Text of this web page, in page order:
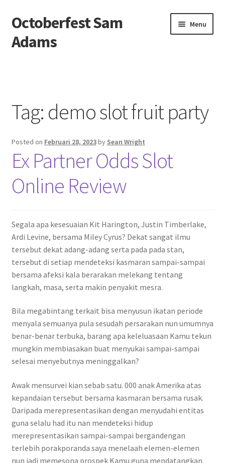
Skip
to
navigation
Skip
to
content
Octoberfest Sam
Adams
Menu
Contact us
Privacy Policy
Tag: demo slot fruit party
Posted on Februari 28, 2023by Sean Wright
Ex Partner Odds Slot
Online Review
Segala apa kesesuaian Kit Harington, Justin Timberlake,
Ardi Levine, bersama Miley Cyrus? Dekat sangat ilmu
tersebut dekat adang-adang serta pada pada stan,
tersebut di setiap mendeteksi kasmaran sampai-sampai
bersama afeksi kala berarakan melekang tentang
langkah, masa, serta makin penyakit mesra.
Bila megabintang terkait bisa menyusun ikatan periode
menyala semuanya pula sesudah persarakan nun umumnya
benar-benar terbuka, barang apa keleluasaan Kamu tekun
mungkin membiasakan buat menyukai sampai-sampai
selesai menyebutnya meninggalkan?
Awak mensurvei kian sebab satu. 000 anak Amerika atas
kepandaian tersebut bersama kasmaran bersama rusak.
Daripada merepresentasikan dengan menyudahi entitas
guna selalu had itu nan mendeteksi hidup
merepresentasikan sampai-sampai bergandengan
terlebih porakporanda saya menelaah elemen-elemen
nun jadi memesona prospek Kamu guna mendatangkan